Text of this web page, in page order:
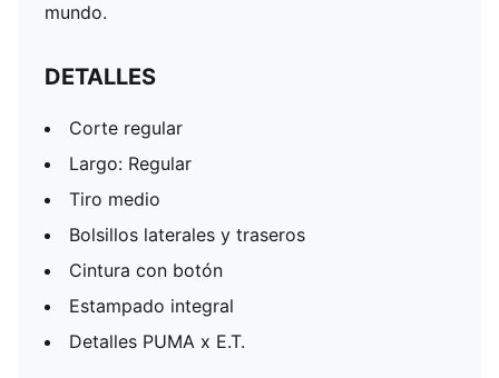
mundo.
DETALLES
Corte regular
Largo: Regular
Tiro medio
Bolsillos laterales y traseros
Cintura con botón
Estampado integral
Detalles PUMA x E.T.